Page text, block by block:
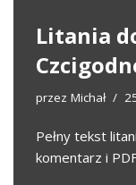
Litania
przez Michał
Pełny tekst
komentarz i